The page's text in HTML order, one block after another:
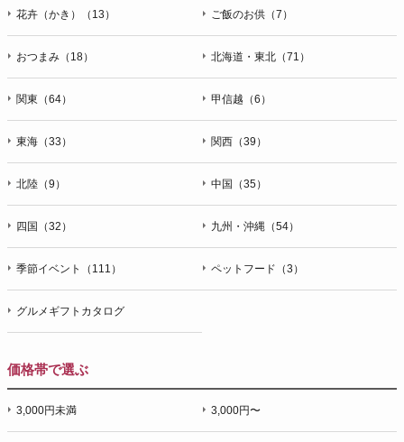
花卉（かき）（13） ご飯のお供（7）
おつまみ（18） 北海道・東北（71）
関東（64） 甲信越（6）
東海（33） 関西（39）
北陸（9） 中国（35）
四国（32） 九州・沖縄（54）
季節イベント（111） ペットフード（3）
グルメギフトカタログ
価格帯で選ぶ
3,000円未満 3,000円〜